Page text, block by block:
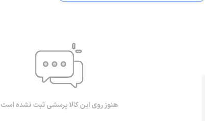
هنوز روی این کالا پرسشی ثبت نشده است